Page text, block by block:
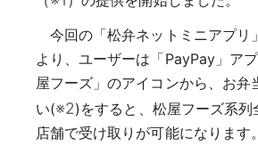
今回の「松弁ネットミニアプリ
より、ユーザーは「PayPay」ア
屋フーズ」のアイコンから、お弁
い(※2)をすると、松屋フーズ系列
店舗で受け取りが可能になります